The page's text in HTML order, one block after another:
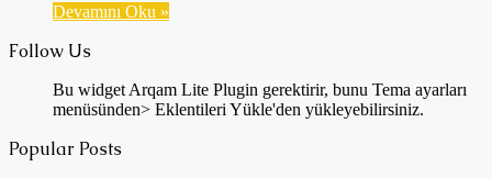
Devamını Oku »
Follow Us
Bu widget Arqam Lite Plugin gerektirir, bunu Tema ayarları
menüsünden> Eklentileri Yükle'den yükleyebilirsiniz.
Popular Posts